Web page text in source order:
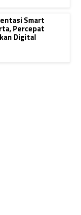
Smart
Percepat
Digital